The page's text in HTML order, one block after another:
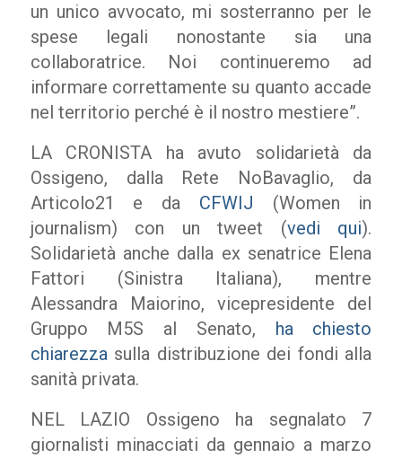
un unico avvocato, mi sosterranno per le
spese legali nonostante sia una
collaboratrice. Noi continueremo ad
informare correttamente su quanto accade
nel territorio perché è il nostro mestiere”.
LA CRONISTA ha avuto solidarietà da
Ossigeno, dalla Rete NoBavaglio, da
Articolo21 e da CFWIJ (Women in
journalism) con un tweet (vedi qui).
Solidarietà anche dalla ex senatrice Elena
Fattori (Sinistra Italiana), mentre
Alessandra Maiorino, vicepresidente del
Gruppo M5S al Senato, ha chiesto
chiarezzasulla distribuzione dei fondi alla
sanità privata.
NEL LAZIO Ossigeno ha segnalato 7
giornalisti minacciati da gennaio a marzo